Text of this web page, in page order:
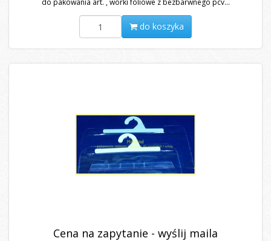
do pakowania art. , worki foliowe z bezbarwnego pcv...
do koszyka
Cena na zapytanie - wyślij maila